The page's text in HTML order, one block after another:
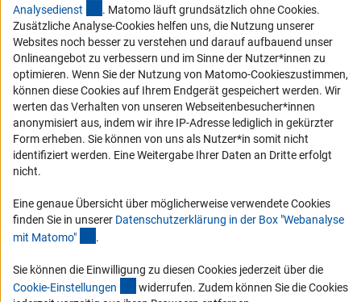
Service und Informationen für Menschen mit Behinderungen
Erklärung zur Barrierefreiheit
Barriere melden
DFG-aktuell
Erhalten Sie Neuigkeiten aus der DFG direkt in Ihr Mailpostfach oder
schauen Sie sich die Ausgaben online an.
Zum Newsletter
Impressum Datenschutz Cookie-Einstellungen
Kontakt
Analysedienst (externer Link)
. Matomo läuft grundsätzlich ohne Cookies.
Zusätzliche Analyse-Cookies helfen uns, die Nutzung unserer
Websites noch besser zu verstehen und darauf aufbauend unser
Onlineangebot zu verbessern und im Sinne der Nutzer*innen zu
optimieren. Wenn Sie der Nutzung von Matomo-Cookieszustimmen,
können diese Cookies auf Ihrem Endgerät gespeichert werden. Wir
werten das Verhalten von unseren Webseitenbesucher*innen
anonymisiert aus, indem wir ihre IP-Adresse lediglich in gekürzter
Form erheben. Sie können von uns als Nutzer*in somit nicht
identifiziert werden. Eine Weitergabe Ihrer Daten an Dritte erfolgt
nicht.
Eine genaue Übersicht über möglicherweise verwendete Cookies
finden Sie in unserer Datenschutzerklärung in der Box "Webanalyse
mit Matomo" .
Sie können die Einwilligung zu diesen Cookies jederzeit über die
Cookie-Einstellungen (interner Link)
widerrufen. Zudem können Sie die Cookies